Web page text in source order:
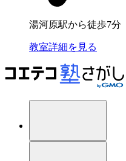
湯河原駅から徒歩7分
教室詳細を見る